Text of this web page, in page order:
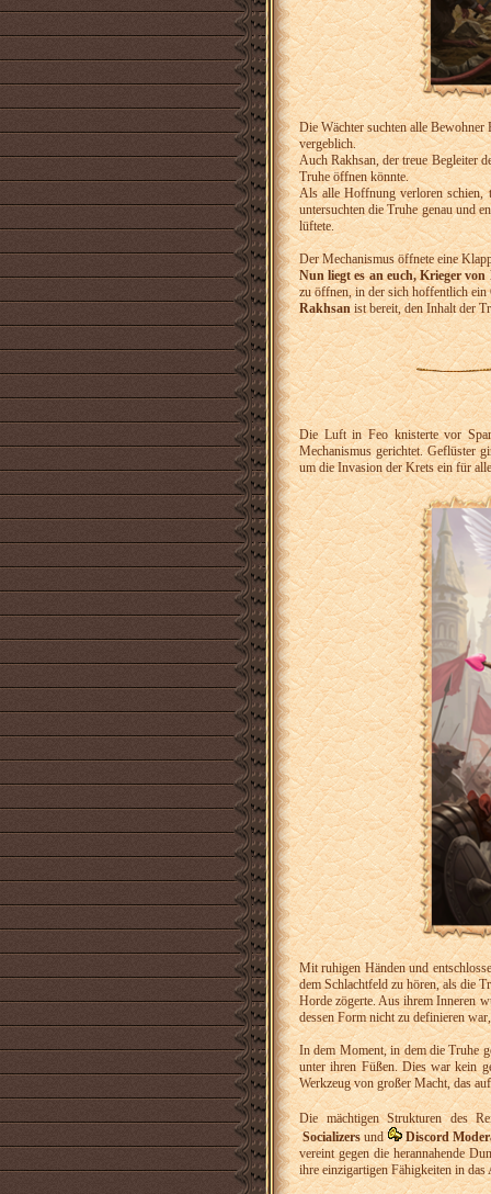
Die Wächter suchten alle
vergeblich.
Auch Rakhsan, der treue Begleiter
Truhe öffnen könnte.
Als alle Hoffnung verloren schien,
untersuchten die Truhe genau und
lüftete.
Der Mechanismus öffnete eine
Nun liegt es an euch, Krieger von
zu öffnen, in der sich hoffentlich ein
Rakhsan ist bereit, den Inhalt der
Die Luft in Feo knisterte vor
Mechanismus gerichtet. Geflüster
um die Invasion der Krets ein für
Mit ruhigen Händen und
dem Schlachtfeld zu hören, als die
Horde zögerte. Aus ihrem Inneren
dessen Form nicht zu definieren
In dem Moment, in dem die Truhe
unter ihren Füßen. Dies war kein
Werkzeug von großer Macht, das
Die mächtigen Strukturen des
Socializersund
Discord
vereint gegen die herannahende
ihre einzigartigen Fähigkeiten in das